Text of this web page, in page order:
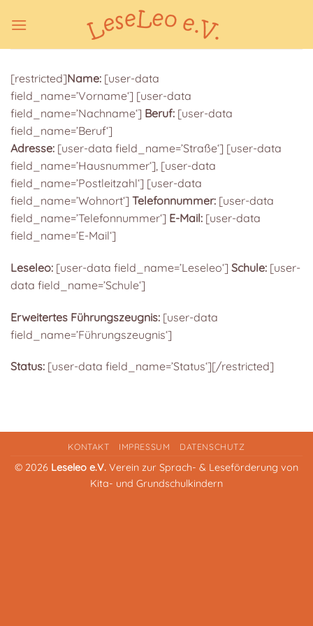
Inhalt
[restricted]Name: [user-data
field_name=’Vorname‘] [user-data
field_name=’Nachname‘] Beruf: [user-data
field_name=’Beruf‘]
Adresse: [user-data field_name=’Straße‘] [user-data
field_name=’Hausnummer‘], [user-data
field_name=’Postleitzahl‘] [user-data
field_name=’Wohnort‘] Telefonnummer: [user-data
field_name=’Telefonnummer‘] E-Mail: [user-data
field_name=’E-Mail‘]
Leseleo: [user-data field_name=’Leseleo‘] Schule: [user-
data field_name=’Schule‘]
Erweitertes Führungszeugnis: [user-data
field_name=’Führungszeugnis‘]
Status: [user-data field_name=’Status‘][/restricted]
KONTAKT IMPRESSUM DATENSCHUTZ
© 2026 Leseleo e.V. Verein zur Sprach- & Leseförderung von
Kita- und Grundschulkindern